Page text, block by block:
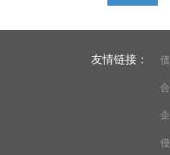
友情链接：